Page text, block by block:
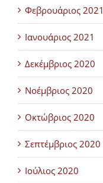
Φεβρουάριος 2021
Ιανουάριος 2021
Δεκέμβριος 2020
Νοέμβριος 2020
Οκτώβριος 2020
Σεπτέμβριος 2020
Ιούλιος 2020